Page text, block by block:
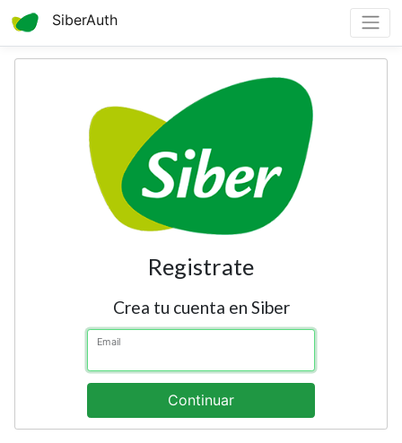
SiberAuth
Registrate
Crea tu cuenta en Siber
Email
Continuar